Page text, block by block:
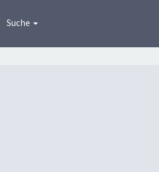
Suche